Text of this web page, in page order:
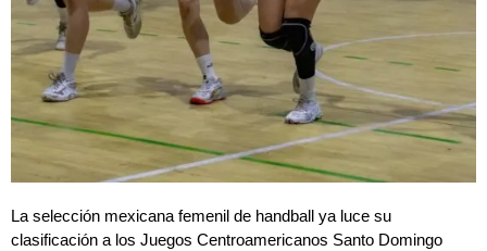
La selección mexicana femenil de handball ya luce su
clasificación a los Juegos Centroamericanos Santo Domingo